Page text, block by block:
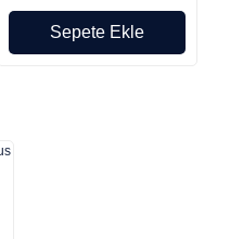
Sepete Ekle